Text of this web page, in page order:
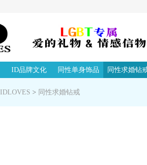
ID品牌文化 同性单身饰品 同性求婚钻
IDLOVES > 同性求婚钻戒